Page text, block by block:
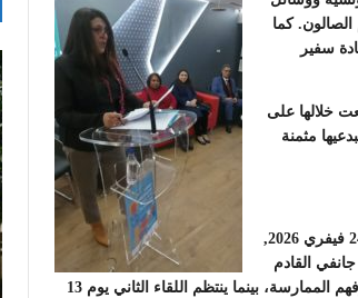
الصالون. كما
سفير
خلالها على
مثمنة
ويتواصل الصالون الوطني للفنون التشكيلية في دورته الثانية إلى غاية يوم 24 فيفري 2026,
والى جانب المعرض تتضمن برمجة هذه الدورة لقاءين مهمين الاول يوم 30 جانفي القادم
ويناقش هذا اللقاء “راهن الممارسة التشكيلية في تونس.. تحيين المفهوم وفهم الممارسة، بينما ينتظم اللقاء الثاني يوم 13
الجامعي يقود رواده إلى الملتقيات
العمانية نموذجا